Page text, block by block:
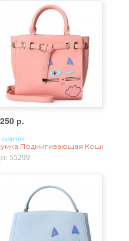
кожа, черная
р.
Подмигивающая Кошка
55299